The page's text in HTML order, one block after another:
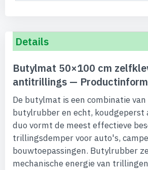
Details
Butylmat 50×100 cm
antitrillings —
De butylmat is een combinatie
butylrubber en echt,
duo vormt de meest effectieve
trillingsdemper voor auto's,
bouwtoepassingen. Butylrubber
mechanische energie van